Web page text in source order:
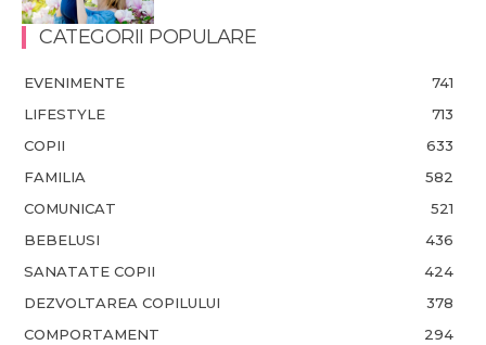
CATEGORII POPULARE
EVENIMENTE
741
LIFESTYLE
713
COPII
633
FAMILIA
582
COMUNICAT
521
BEBELUSI
436
SANATATE COPII
424
DEZVOLTAREA COPILULUI
378
COMPORTAMENT
294